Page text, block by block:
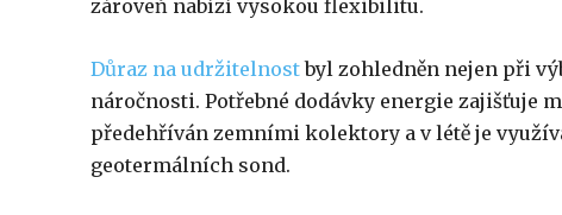
zároveň nabízí vysokou flexibilitu.
Důraz na udržitelnostbyl zohledněn nejen při
náročnosti. Potřebné dodávky energie zajišťuje
předehříván zemními kolektory a v létě je
geotermálních sond.